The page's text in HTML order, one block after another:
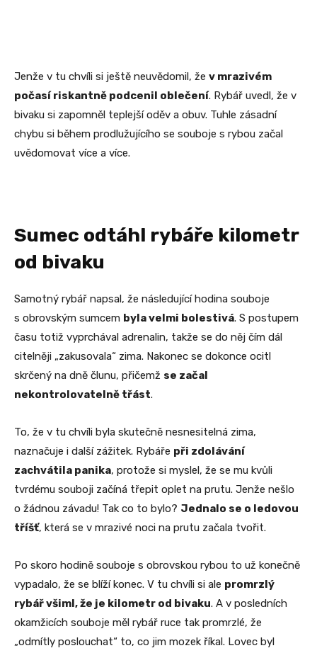
Jenže v tu chvíli si ještě neuvědomil, že v mrazivém
počasí riskantně podcenil oblečení. Rybář uvedl, že v
bivaku si zapomněl teplejší oděv a obuv. Tuhle zásadní
chybu si během prodlužujícího se souboje s rybou začal
uvědomovat více a více.
Sumec odtáhl rybáře kilometr
od bivaku
Samotný rybář napsal, že následující hodina souboje
s obrovským sumcem byla velmi bolestivá. S postupem
času totiž vyprchával adrenalin, takže se do něj čím dál
citelněji „zakusovala“ zima. Nakonec se dokonce ocitl
skrčený na dně člunu, přičemž se začal
nekontrolovatelně třást.
To, že v tu chvíli byla skutečně nesnesitelná zima,
naznačuje i další zážitek. Rybáře při zdolávání
zachvátila panika, protože si myslel, že se mu kvůli
tvrdému souboji začíná třepit oplet na prutu. Jenže nešlo
o žádnou závadu! Tak co to bylo? Jednalo se o ledovou
tříšť, která se v mrazivé noci na prutu začala tvořit.
Po skoro hodině souboje s obrovskou rybou to už konečně
vypadalo, že se blíží konec. V tu chvíli si ale promrzlý
rybář všiml, že je kilometr od bivaku. A v posledních
okamžicích souboje měl rybář ruce tak promrzlé, že
„odmítly poslouchat“ to, co jim mozek říkal. Lovec byl